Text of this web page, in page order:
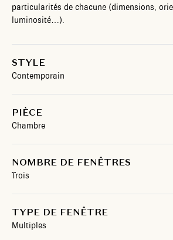
particularités de chacune (dimensions,
luminosité…).
STYLE
Contemporain
PIÈCE
Chambre
NOMBRE DE FENÊTRES
Trois
TYPE DE FENÊTRE
Multiples